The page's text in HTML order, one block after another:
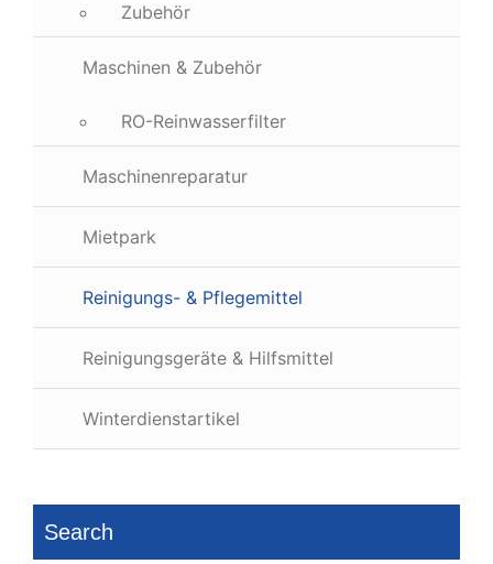
Zubehör
Maschinen & Zubehör
RO-Reinwasserfilter
Maschinenreparatur
Mietpark
Reinigungs- & Pflegemittel
Reinigungsgeräte & Hilfsmittel
Winterdienstartikel
Search